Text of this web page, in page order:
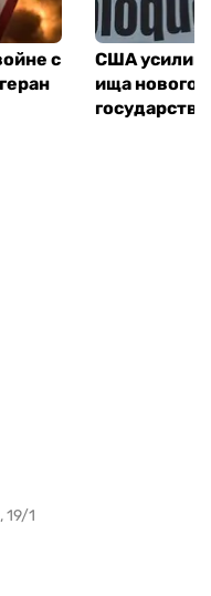
с
США
ища нового
19/1